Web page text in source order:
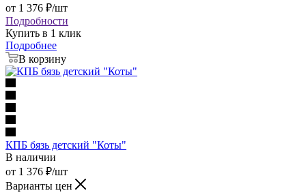
от 1 376 ₽/шт
Подробности
Купить в 1 клик
Подробнее
В корзину
КПБ бязь детский "Коты"
В наличии
от 1 376 ₽/шт
Варианты цен